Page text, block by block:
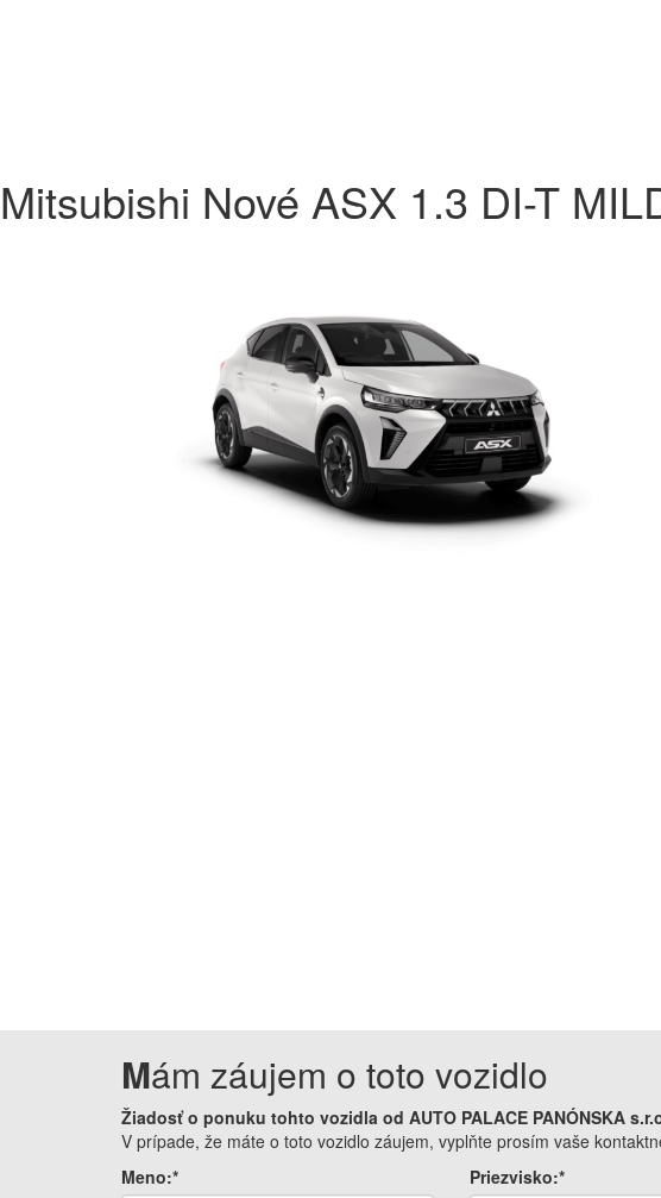
Mitsubishi Nové ASX 1.3 DI-T
Mám záujem o toto vozidlo
Žiadosť o ponuku tohto vozidla od AUTO PALACE PANÓNSKA
V prípade, že máte o toto vozidlo záujem, vyplňte prosím vaše
Meno:*
Priezvisko:*